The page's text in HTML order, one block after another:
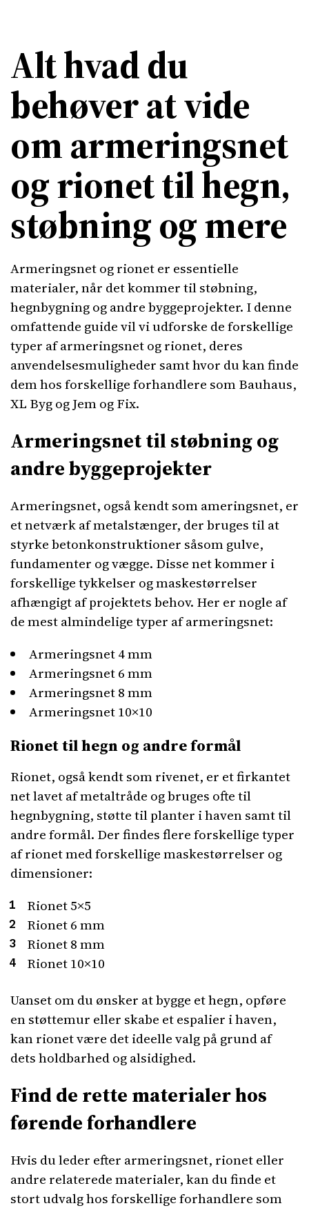
Alt hvad du
behøver at vide
om armeringsnet
og rionet til hegn,
støbning og mere
Armeringsnet og rionet er essentielle
materialer, når det kommer til støbning,
hegnbygning og andre byggeprojekter. I denne
omfattende guide vil vi udforske de forskellige
typer af armeringsnet og rionet, deres
anvendelsesmuligheder samt hvor du kan finde
dem hos forskellige forhandlere som Bauhaus,
XL Byg og Jem og Fix.
Armeringsnet til støbning og
andre byggeprojekter
Armeringsnet, også kendt som ameringsnet, er
et netværk af metalstænger, der bruges til at
styrke betonkonstruktioner såsom gulve,
fundamenter og vægge. Disse net kommer i
forskellige tykkelser og maskestørrelser
afhængigt af projektets behov. Her er nogle af
de mest almindelige typer af armeringsnet:
Armeringsnet 4 mm
Armeringsnet 6 mm
Armeringsnet 8 mm
Armeringsnet 10×10
Rionet til hegn og andre formål
Rionet, også kendt som rivenet, er et firkantet
net lavet af metaltråde og bruges ofte til
hegnbygning, støtte til planter i haven samt til
andre formål. Der findes flere forskellige typer
af rionet med forskellige maskestørrelser og
dimensioner:
Rionet 5×5
Rionet 6 mm
Rionet 8 mm
Rionet 10×10
Uanset om du ønsker at bygge et hegn, opføre
en støttemur eller skabe et espalier i haven,
kan rionet være det ideelle valg på grund af
dets holdbarhed og alsidighed.
Find de rette materialer hos
førende forhandlere
Hvis du leder efter armeringsnet, rionet eller
andre relaterede materialer, kan du finde et
stort udvalg hos forskellige forhandlere som